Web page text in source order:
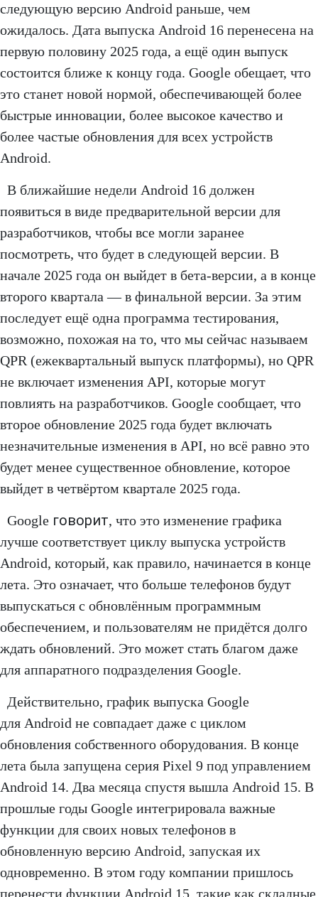
следующую версию Android раньше, чем
ожидалось. Дата выпуска Android 16 перенесена на
первую половину 2025 года, а ещё один выпуск
состоится ближе к концу года. Google обещает, что
это станет новой нормой, обеспечивающей более
быстрые инновации, более высокое качество и
более частые обновления для всех устройств
Android.
В ближайшие недели Android 16 должен
появиться в виде предварительной версии для
разработчиков, чтобы все могли заранее
посмотреть, что будет в следующей версии. В
начале 2025 года он выйдет в бета-версии, а в конце
второго квартала — в финальной версии. За этим
последует ещё одна программа тестирования,
возможно, похожая на то, что мы сейчас называем
QPR (ежеквартальный выпуск платформы), но QPR
не включает изменения API, которые могут
повлиять на разработчиков. Google сообщает, что
второе обновление 2025 года будет включать
незначительные изменения в API, но всё равно это
будет менее существенное обновление, которое
выйдет в четвёртом квартале 2025 года.
Google говорит, что это изменение графика
лучше соответствует циклу выпуска устройств
Android, который, как правило, начинается в конце
лета. Это означает, что больше телефонов будут
выпускаться с обновлённым программным
обеспечением, и пользователям не придётся долго
ждать обновлений. Это может стать благом даже
для аппаратного подразделения Google.
Действительно, график выпуска Google
для Android не совпадает даже с циклом
обновления собственного оборудования. В конце
лета была запущена серия Pixel 9 под управлением
Android 14. Два месяца спустя вышла Android 15. В
прошлые годы Google интегрировала важные
функции для своих новых телефонов в
обновленную версию Android, запуская их
одновременно. В этом году компании пришлось
перенести функции Android 15, такие как складные